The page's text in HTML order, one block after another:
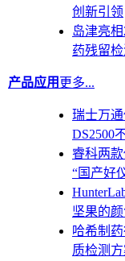
创新引领
岛津亮
药残留
产品应用 更多...
瑞士万
DS2500
睿科两
“国产好
坚果的
哈希制
质检测